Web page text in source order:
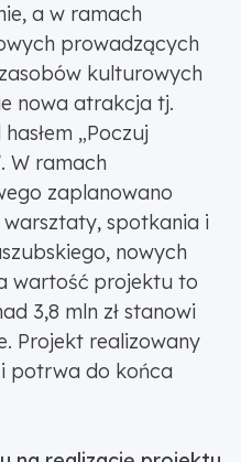
a w ramach
prowadzących
kulturowych
nowa atrakcja tj.
„Poczuj
W ramach
zaplanowano
spotkania i
nowych
wartość projektu to
3,8 mln zł stanowi
Projekt realizowany
potrwa do końca